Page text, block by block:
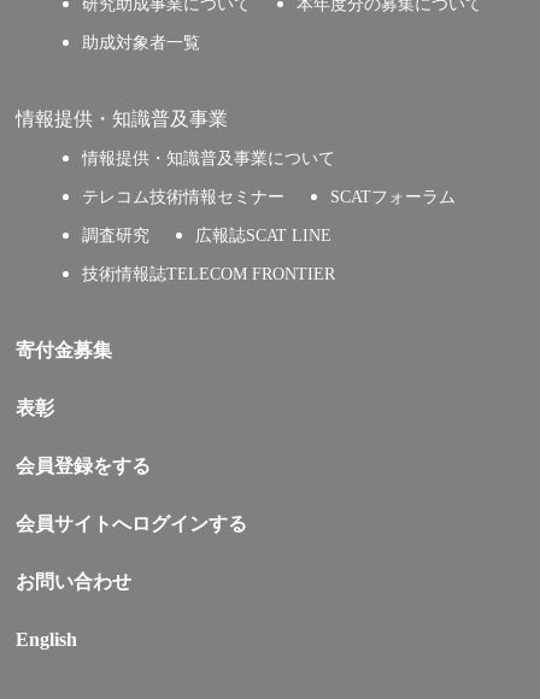
助成対象者一覧
情報提供・知識普及事業
情報提供・知識普及事業について
テレコム技術情報セミナー
SCATフォーラム
調査研究
広報誌SCAT LINE
技術情報誌TELECOM FRONTIER
寄付金募集
表彰
会員登録をする
会員サイトへログインする
お問い合わせ
English